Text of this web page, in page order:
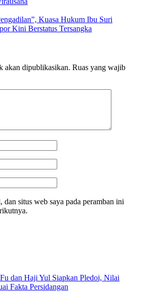
Kuasa Hukum Ibu Suri
Kini Berstatus Tersangka
akan dipublikasikan. Ruas yang wajib
dan situs web saya pada peramban ini
dan Haji Yul Siapkan Pledoi, Nilai
Fakta Persidangan